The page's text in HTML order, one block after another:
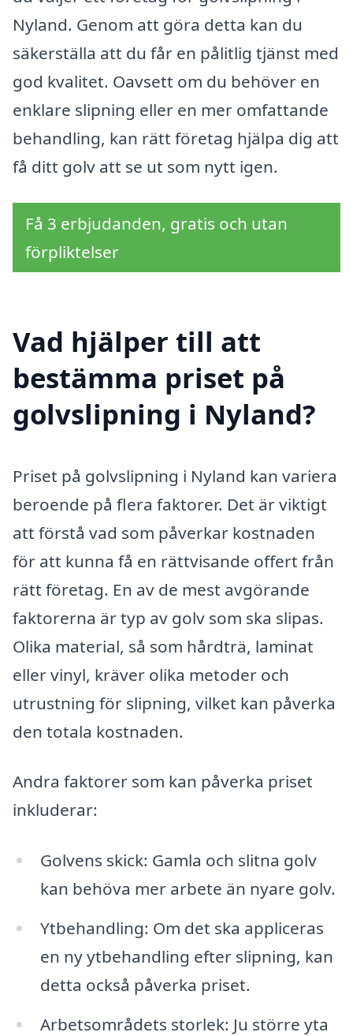
Nyland. Genom att göra detta kan du
säkerställa att du får en pålitlig tjänst med
god kvalitet. Oavsett om du behöver en
enklare slipning eller en mer omfattande
behandling, kan rätt företag hjälpa dig att
få ditt golv att se ut som nytt igen.
Få 3 erbjudanden, gratis och utan
förpliktelser
Vad hjälper till att
bestämma priset på
golvslipning i Nyland?
Priset på golvslipning i Nyland kan variera
beroende på flera faktorer. Det är viktigt
att förstå vad som påverkar kostnaden
för att kunna få en rättvisande offert från
rätt företag. En av de mest avgörande
faktorerna är typ av golv som ska slipas.
Olika material, så som hårdträ, laminat
eller vinyl, kräver olika metoder och
utrustning för slipning, vilket kan påverka
den totala kostnaden.
Andra faktorer som kan påverka priset
inkluderar:
Golvens skick: Gamla och slitna golv
kan behöva mer arbete än nyare golv.
Ytbehandling: Om det ska appliceras
en ny ytbehandling efter slipning, kan
detta också påverka priset.
Arbetsområdets storlek: Ju större yta